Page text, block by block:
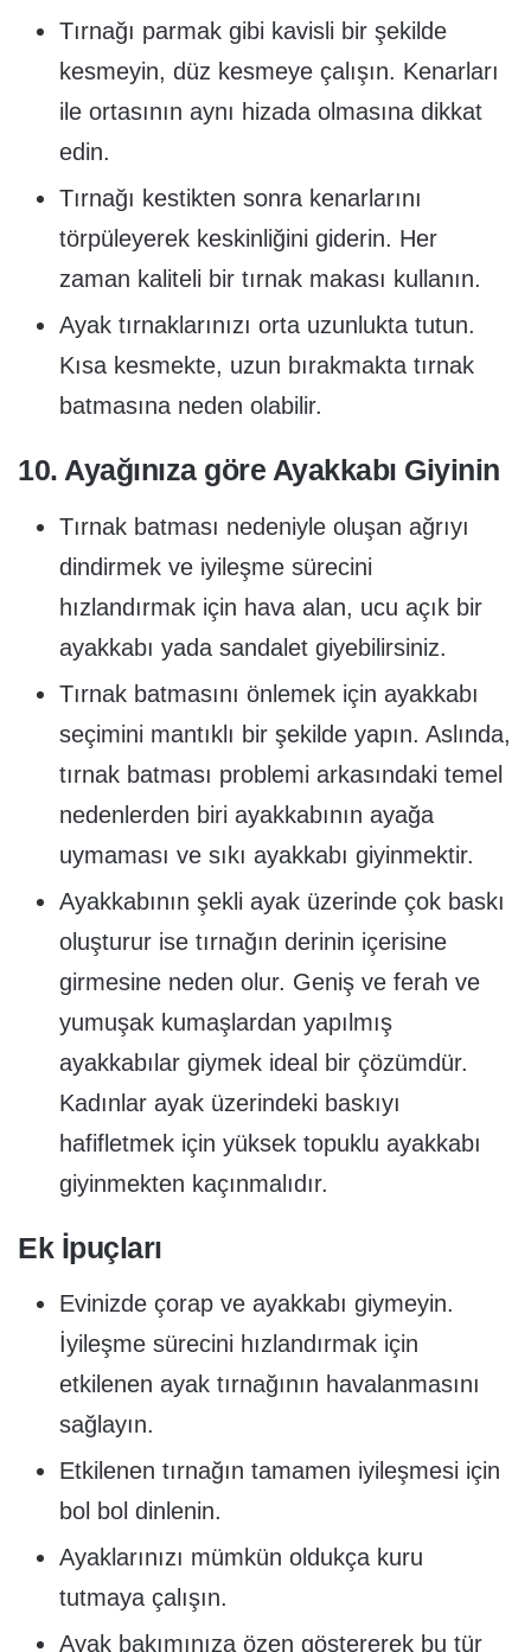
Tırnağı parmak gibi kavisli bir şekilde
kesmeyin, düz kesmeye çalışın. Kenarları
ile ortasının aynı hizada olmasına dikkat
edin.
Tırnağı kestikten sonra kenarlarını
törpüleyerek keskinliğini giderin. Her
zaman kaliteli bir tırnak makası kullanın.
Ayak tırnaklarınızı orta uzunlukta tutun.
Kısa kesmekte, uzun bırakmakta tırnak
batmasına neden olabilir.
10. Ayağınıza göre Ayakkabı Giyinin
Tırnak batması nedeniyle oluşan ağrıyı
dindirmek ve iyileşme sürecini
hızlandırmak için hava alan, ucu açık bir
ayakkabı yada sandalet giyebilirsiniz.
Tırnak batmasını önlemek için ayakkabı
seçimini mantıklı bir şekilde yapın. Aslında,
tırnak batması problemi arkasındaki temel
nedenlerden biri ayakkabının ayağa
uymaması ve sıkı ayakkabı giyinmektir.
Ayakkabının şekli ayak üzerinde çok baskı
oluşturur ise tırnağın derinin içerisine
girmesine neden olur. Geniş ve ferah ve
yumuşak kumaşlardan yapılmış
ayakkabılar giymek ideal bir çözümdür.
Kadınlar ayak üzerindeki baskıyı
hafifletmek için yüksek topuklu ayakkabı
giyinmekten kaçınmalıdır.
Ek İpuçları
Evinizde çorap ve ayakkabı giymeyin.
İyileşme sürecini hızlandırmak için
etkilenen ayak tırnağının havalanmasını
sağlayın.
Etkilenen tırnağın tamamen iyileşmesi için
bol bol dinlenin.
Ayaklarınızı mümkün oldukça kuru
tutmaya çalışın.
Ayak bakımınıza özen göstererek bu tür